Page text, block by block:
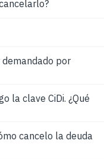
demandado por
la clave CiDi. ¿Qué
cancelo la deuda